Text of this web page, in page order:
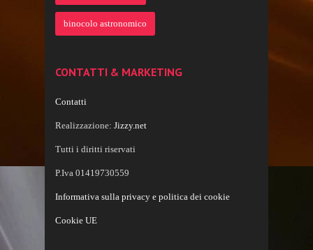
binocolo astronomico
CONTATTI & MARKETING
Contatti
Realizzazione: Jizzy.net
Tutti i diritti riservati
P.Iva 01419730559
Informativa sulla privacy e politica dei cookie
Cookie UE